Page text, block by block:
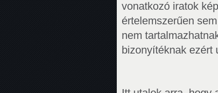
vonatkozó iratok
értelemszerűen
nem
bizonyítéknak ezért